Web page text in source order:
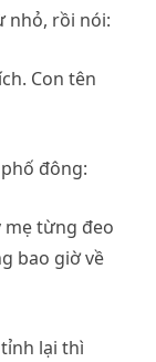
nhỏ, rồi nói:
Con tên
đông:
mẹ từng đeo
bao giờ về
lại thì